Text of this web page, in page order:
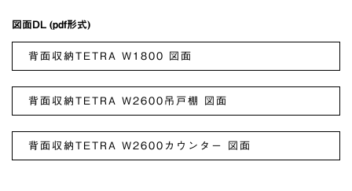
図面DL (pdf形式)
背面収納TETRA W1800 図面
背面収納TETRA W2600吊戸棚 図面
背面収納TETRA W2600カウンター 図面